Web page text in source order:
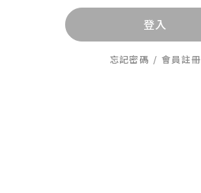
登入
忘記密碼 / 會員註冊